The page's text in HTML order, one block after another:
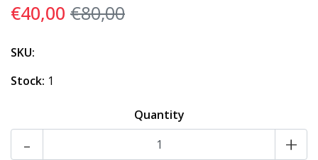
€40,00 €80,00
SKU:
Stock: 1
Quantity
- +